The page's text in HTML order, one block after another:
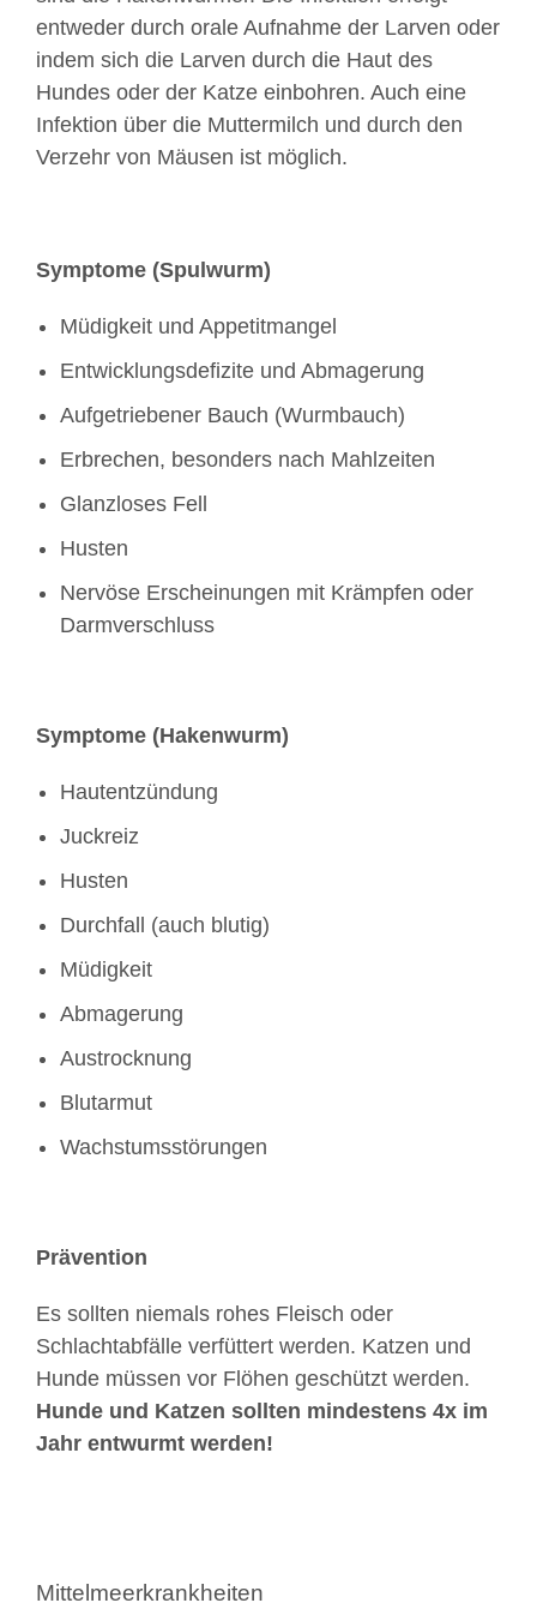
entweder durch orale Aufnahme der Larven oder
indem sich die Larven durch die Haut des
Hundes oder der Katze einbohren. Auch eine
Infektion über die Muttermilch und durch den
Verzehr von Mäusen ist möglich.
Symptome (Spulwurm)
Müdigkeit und Appetitmangel
Entwicklungsdefizite und Abmagerung
Aufgetriebener Bauch (Wurmbauch)
Erbrechen, besonders nach Mahlzeiten
Glanzloses Fell
Husten
Nervöse Erscheinungen mit Krämpfen oder
Darmverschluss
Symptome (Hakenwurm)
Hautentzündung
Juckreiz
Husten
Durchfall (auch blutig)
Müdigkeit
Abmagerung
Austrocknung
Blutarmut
Wachstumsstörungen
Prävention
Es sollten niemals rohes Fleisch oder
Schlachtabfälle verfüttert werden. Katzen und
Hunde müssen vor Flöhen geschützt werden.
Hunde und Katzen sollten mindestens 4x im
Jahr entwurmt werden!
Mittelmeerkrankheiten